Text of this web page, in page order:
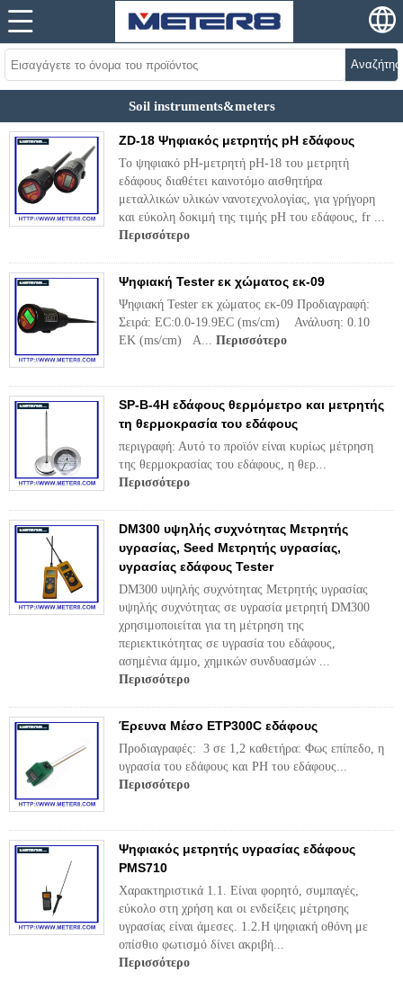
Soil instruments&meters
ZD-18 Ψηφιακός μετρητής pH εδάφους
Το ψηφιακό pH-μετρητή pH-18 του μετρητή
εδάφους διαθέτει καινοτόμο αισθητήρα
μεταλλικών υλικών νανοτεχνολογίας, για γρήγορη
και εύκολη δοκιμή της τιμής pH του εδάφους, fr ...
Περισσότερο
Ψηφιακή Tester εκ χώματος εκ-09
Ψηφιακή Tester εκ χώματος εκ-09 Προδιαγραφή:
Σειρά: EC:0.0-19.9EC (ms/cm) Ανάλυση: 0.10
ΕΚ (ms/cm) Α... Περισσότερο
SP-Β-4Η εδάφους θερμόμετρο και μετρητής
τη θερμοκρασία του εδάφους
περιγραφή: Αυτό το προϊόν είναι κυρίως μέτρηση
της θερμοκρασίας του εδάφους, η θερ...
Περισσότερο
DM300 υψηλής συχνότητας Μετρητής
υγρασίας, Seed Μετρητής υγρασίας,
υγρασίας εδάφους Tester
DM300 υψηλής συχνότητας Μετρητής υγρασίας
υψηλής συχνότητας σε υγρασία μετρητή DM300
χρησιμοποιείται για τη μέτρηση της
περιεκτικότητας σε υγρασία του εδάφους,
ασημένια άμμο, χημικών συνδυασμών ...
Περισσότερο
Έρευνα Μέσο ETP300C εδάφους
Προδιαγραφές: 3 σε 1,2 καθετήρα: Φως επίπεδο, η
υγρασία του εδάφους και PH του εδάφους...
Περισσότερο
Ψηφιακός μετρητής υγρασίας εδάφους
PMS710
Χαρακτηριστικά 1.1. Είναι φορητό, συμπαγές,
εύκολο στη χρήση και οι ενδείξεις μέτρησης
υγρασίας είναι άμεσες. 1.2.Η ψηφιακή οθόνη με
οπίσθιο φωτισμό δίνει ακριβή...
Περισσότερο